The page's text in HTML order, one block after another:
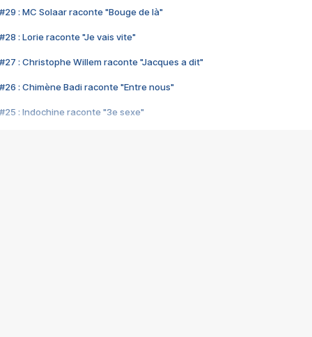
#29 : MC Solaar raconte "Bouge de là"
#28 : Lorie raconte "Je vais vite"
#27 : Christophe Willem raconte "Jacques a dit"
#26 : Chimène Badi raconte "Entre nous"
#25 : Indochine raconte "3e sexe"